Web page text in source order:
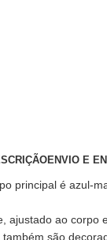
ENVIO E
principal é
ao
são